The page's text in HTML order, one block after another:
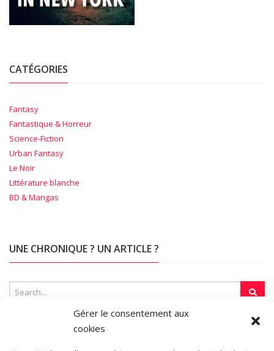
Gérer le consentement aux
cookies
CATÉGORIES
Fantasy
Fantastique & Horreur
Science-Fiction
Urban Fantasy
Le Noir
Littérature blanche
BD & Mangas
UNE CHRONIQUE ? UN ARTICLE ?
SUR LA TOILE…